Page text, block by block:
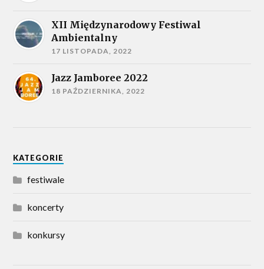
XII Międzynarodowy Festiwal
Ambientalny
17 LISTOPADA, 2022
Jazz Jamboree 2022
18 PAŹDZIERNIKA, 2022
KATEGORIE
festiwale
koncerty
konkursy